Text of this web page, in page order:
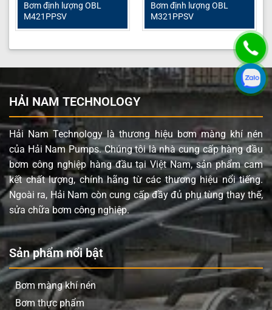
Bơm định lượng OBL
M421PPSV
Bơm định lượng OBL
M321PPSV
HẢI NAM TECHNOLOGY
Hải Nam Technology là thương hiệu bơm màng khí nén
của Hải Nam Pumps. Chúng tôi là nhà cung cấp hàng đầu
bơm công nghiệp hàng đầu tại Việt Nam, sản phẩm cam
kết chất lượng, chính hãng từ các thương hiệu nổi tiếng.
Ngoài ra, Hải Nam còn cung cấp đầy đủ phụ tùng thay thế,
sửa chữa bơm công nghiệp.
Sản phẩm nổi bật
Bơm màng khí nén
Bơm thực phẩm